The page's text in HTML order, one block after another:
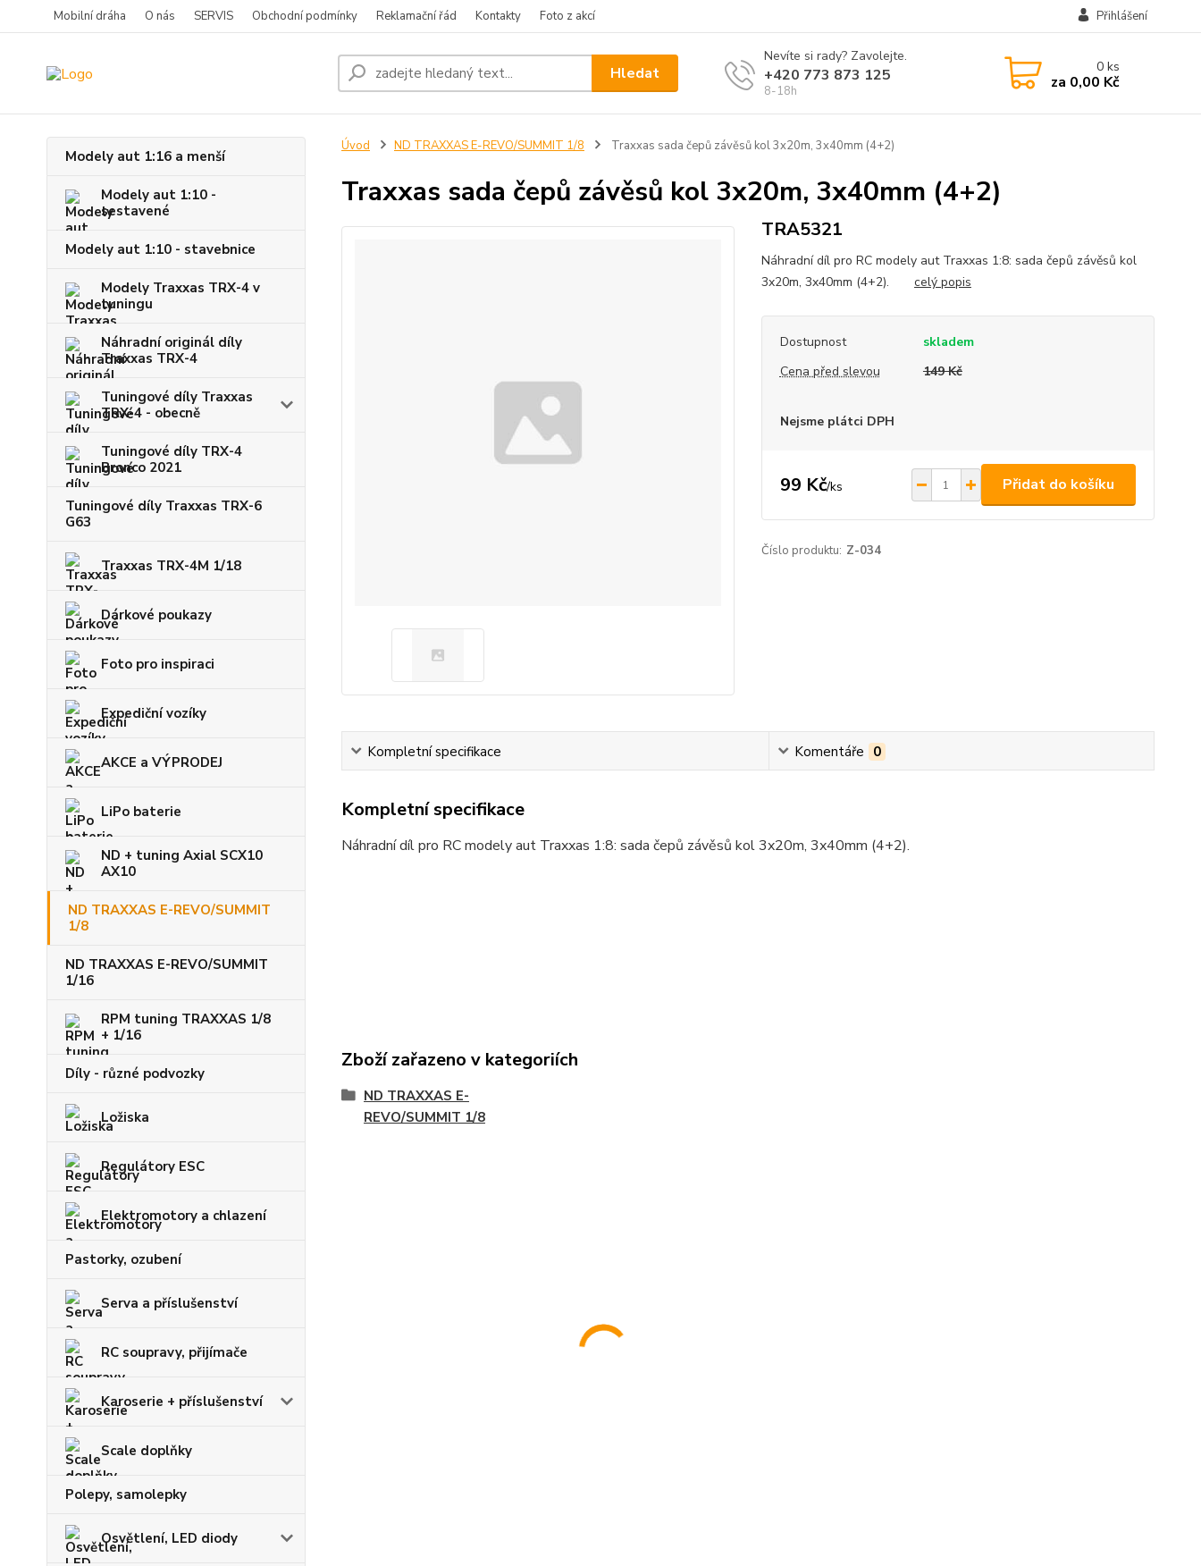
Mobilní dráha O nás SERVIS Obchodní podmínky Reklamační řád Kontakty Foto z akcí Přihlášení
Hledat
Nevíte si rady? Zavolejte.
+420 773 873 125
8-18h
0ks
za 0,00 Kč
Modely aut 1:16 a menší
Modely aut 1:10 -
sestavené
Modely aut 1:10 - stavebnice
Modely Traxxas TRX-4 v
tuningu
Náhradní originál díly
Traxxas TRX-4
Tuningové díly Traxxas
TRX-4 - obecně
Tuningové díly TRX-4
Bronco 2021
Tuningové díly Traxxas TRX-6
G63
Traxxas TRX-4M 1/18
Dárkové poukazy
Foto pro inspiraci
Expediční vozíky
AKCE a VÝPRODEJ
LiPo baterie
ND + tuning Axial SCX10
AX10
ND TRAXXAS E-REVO/SUMMIT
1/8
ND TRAXXAS E-REVO/SUMMIT
1/16
RPM tuning TRAXXAS 1/8
+ 1/16
Díly - různé podvozky
Ložiska
Regulátory ESC
Elektromotory a chlazení
Pastorky, ozubení
Serva a příslušenství
RC soupravy, přijímače
Karoserie + příslušenství
Scale doplňky
Polepy, samolepky
Osvětlení, LED diody
Úvod ND TRAXXAS E-REVO/SUMMIT 1/8 Traxxas sada čepů závěsů kol 3x20m, 3x40mm (4+2)
Traxxas sada čepů závěsů kol 3x20m, 3x40mm (4+2)
TRA5321
Náhradní díl pro RC modely aut Traxxas 1:8: sada čepů závěsů kol
3x20m, 3x40mm (4+2). celý popis
Dostupnost
skladem
Cena před slevou
149 Kč
Nejsme plátci DPH
99 Kč/ks Přidat do košíku
Číslo produktu: Z-034
Kompletní specifikace Komentáře 0
Kompletní specifikace
Náhradní díl pro RC modely aut Traxxas 1:8: sada čepů závěsů kol 3x20m, 3x40mm (4+2).
Zboží zařazeno v kategoriích
ND TRAXXAS E-
REVO/SUMMIT 1/8